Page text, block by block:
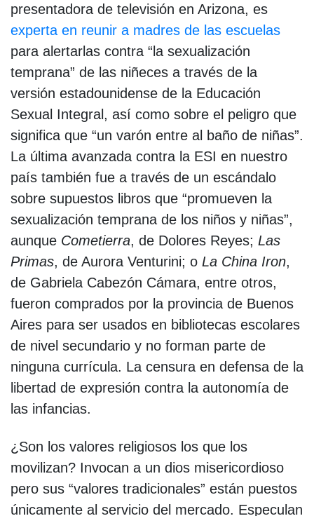
presentadora de televisión en Arizona, es
experta en reunir a madres de las escuelas
para alertarlas contra “la sexualización
temprana” de las niñeces a través de la
versión estadounidense de la Educación
Sexual Integral, así como sobre el peligro que
significa que “un varón entre al baño de niñas”.
La última avanzada contra la ESI en nuestro
país también fue a través de un escándalo
sobre supuestos libros que “promueven la
sexualización temprana de los niños y niñas”,
aunque Cometierra, de Dolores Reyes; Las
Primas, de Aurora Venturini; o La China Iron,
de Gabriela Cabezón Cámara, entre otros,
fueron comprados por la provincia de Buenos
Aires para ser usados en bibliotecas escolares
de nivel secundario y no forman parte de
ninguna currícula. La censura en defensa de la
libertad de expresión contra la autonomía de
las infancias.
¿Son los valores religiosos los que los
movilizan? Invocan a un dios misericordioso
pero sus “valores tradicionales” están puestos
únicamente al servicio del mercado. Especulan